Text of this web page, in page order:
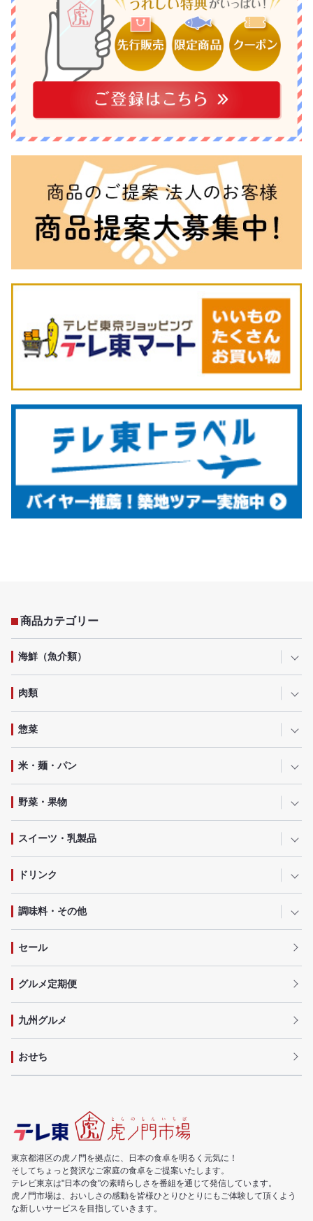
商品カテゴリー
海鮮（魚介類）
肉類
惣菜
米・麺・パン
野菜・果物
スイーツ・乳製品
ドリンク
調味料・その他
セール
グルメ定期便
九州グルメ
おせち
東京都港区の虎ノ門を拠点に、日本の食卓を明るく元気に！
そしてちょっと贅沢なご家庭の食卓をご提案いたします。
テレビ東京は"日本の食"の素晴らしさを番組を通じて発信しています。
虎ノ門市場は、おいしさの感動を皆様ひとりひとりにもご体験して頂くよう
な新しいサービスを目指していきます。